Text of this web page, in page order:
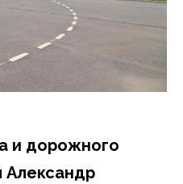
и дорожного
Александр